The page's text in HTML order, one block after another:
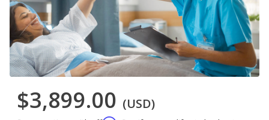
$3,899.00 (USD)